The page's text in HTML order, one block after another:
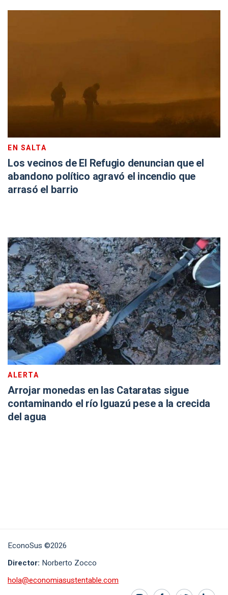
EN SALTA
Los vecinos de El Refugio denuncian que el
abandono político agravó el incendio que
arrasó el barrio
ALERTA
Arrojar monedas en las Cataratas sigue
contaminando el río Iguazú pese a la crecida
del agua
EconoSus ©2026
Director: Norberto Zocco
hola@economiasustentable.com